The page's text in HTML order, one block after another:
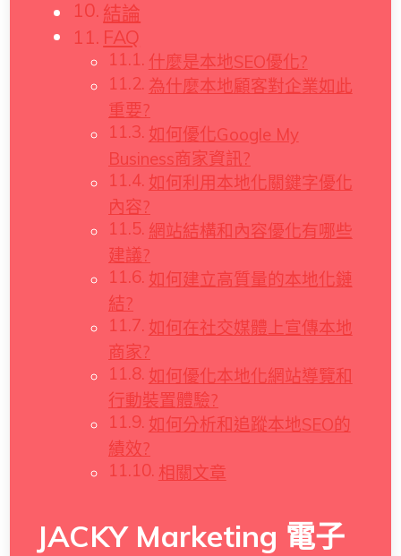
結論
FAQ
什麼是本地SEO優化?
為什麼本地顧客對企業如此
重要?
如何優化Google My
Business商家資訊?
如何利用本地化關鍵字優化
內容?
網站結構和內容優化有哪些
建議?
如何建立高質量的本地化鏈
結?
如何在社交媒體上宣傳本地
商家?
如何優化本地化網站導覽和
行動裝置體驗?
如何分析和追蹤本地SEO的
績效?
相關文章
JACKY Marketing 電子